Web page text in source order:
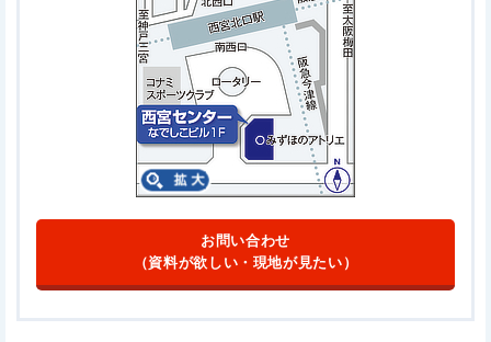
お問い合わせ
（資料が欲しい・現地が見たい）